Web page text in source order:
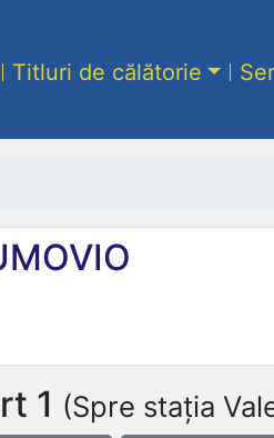
Titluri de călătorie
1 (Spre stația